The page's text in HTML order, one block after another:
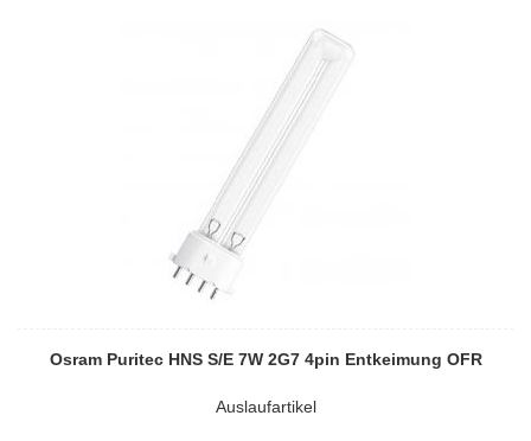
Osram Puritec HNS S/E 7W 2G7 4pin Entkeimung OFR
Auslaufartikel